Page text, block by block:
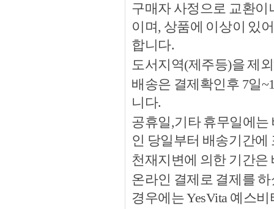
구매자 사정으로 교환이
이며, 상품에 이상이 있
합니다.
도서지역(제주등)을 제
배송은 결제확인후 7일
니다.
공휴일,기타 휴무일에
인 당일부터 배송기간에
천재지변에 의한 기간
온라인 결제로 결제를
경우에는 YesVita 예스